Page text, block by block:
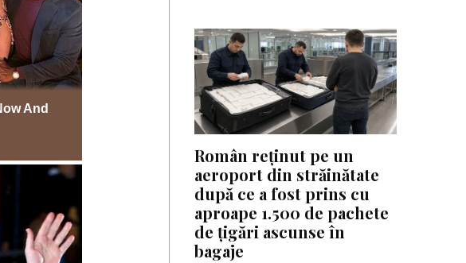
Român reținut pe un
aeroport din străinătate
după ce a fost prins cu
aproape 1.500 de pachete
de țigări ascunse în
bagaje